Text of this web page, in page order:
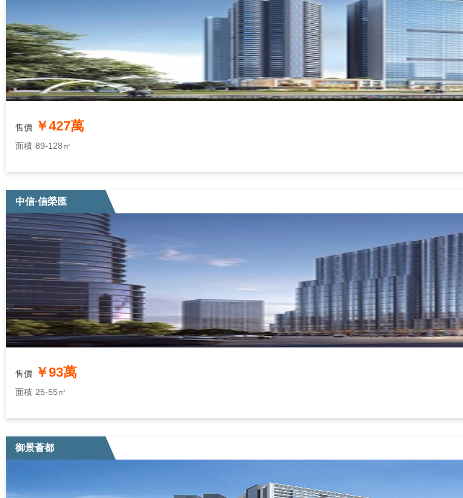
售價 ￥427萬
面積 89-128㎡
中信·信榮匯
售價 ￥93萬
面積 25-55㎡
御景薈都